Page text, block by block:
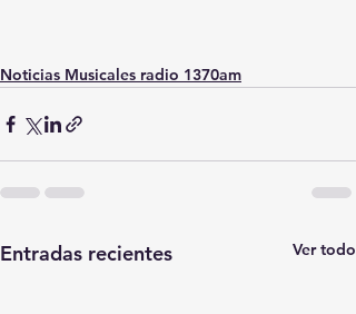
Noticias Musicales radio 1370am
Entradas recientes Ver todo